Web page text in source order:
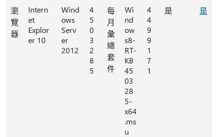
瀏
覽
器
Intern
et
Explor
er 10
Wind
ows
Serv
er
2012
4
5
0
3
2
8
5
每
月
彙
總
套
件
Wi
nd
ow
s8-
RT-
KB
45
03
28
5-
x64
.ms
u
4
4
9
9
1
7
1
是 是